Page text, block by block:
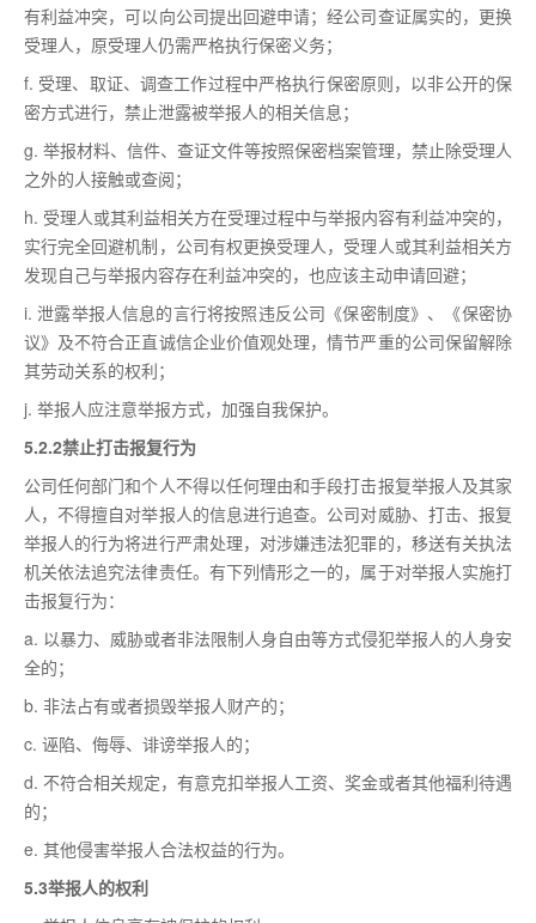
有利益冲突，可以向公司提出回避申请；经公司查证属实的，更换
受理人，原受理人仍需严格执行保密义务；
f. 受理、取证、调查工作过程中严格执行保密原则，以非公开的保
密方式进行，禁止泄露被举报人的相关信息；
g. 举报材料、信件、查证文件等按照保密档案管理，禁止除受理人
之外的人接触或查阅；
h. 受理人或其利益相关方在受理过程中与举报内容有利益冲突的，
实行完全回避机制，公司有权更换受理人，受理人或其利益相关方
发现自己与举报内容存在利益冲突的，也应该主动申请回避；
i. 泄露举报人信息的言行将按照违反公司《保密制度》、《保密协
议》及不符合正直诚信企业价值观处理，情节严重的公司保留解除
其劳动关系的权利；
j. 举报人应注意举报方式，加强自我保护。
5.2.2禁止打击报复行为
公司任何部门和个人不得以任何理由和手段打击报复举报人及其家
人，不得擅自对举报人的信息进行追查。公司对威胁、打击、报复
举报人的行为将进行严肃处理，对涉嫌违法犯罪的，移送有关执法
机关依法追究法律责任。有下列情形之一的，属于对举报人实施打
击报复行为：
a. 以暴力、威胁或者非法限制人身自由等方式侵犯举报人的人身安
全的；
b. 非法占有或者损毁举报人财产的；
c. 诬陷、侮辱、诽谤举报人的；
d. 不符合相关规定，有意克扣举报人工资、奖金或者其他福利待遇
的；
e. 其他侵害举报人合法权益的行为。
5.3举报人的权利